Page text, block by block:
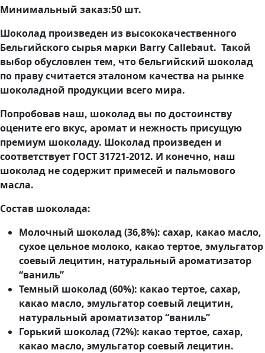
Минимальный заказ:50 шт.
Шоколад произведен из высококачественного
Бельгийского сырья марки Barry Callebaut. Такой
выбор обусловлен тем, что бельгийский шоколад
по праву считается эталоном качества на рынке
шоколадной продукции всего мира.
Попробовав наш, шоколад вы по достоинству
оцените его вкус, аромат и нежность присущую
премиум шоколаду. Шоколад произведен и
соответствует ГОСТ 31721-2012. И конечно, наш
шоколад не содержит примесей и пальмового
масла.
Состав шоколада:
Молочный шоколад (36,8%): сахар, какао масло,
сухое цельное молоко, какао тертое, эмульгатор
соевый лецитин, натуральный ароматизатор
“ваниль”
Темный шоколад (60%): какао тертое, сахар,
какао масло, эмульгатор соевый лецитин,
натуральный ароматизатор “ваниль”
Горький шоколад (72%): какао тертое, сахар,
какао масло, эмульгатор соевый лецитин.